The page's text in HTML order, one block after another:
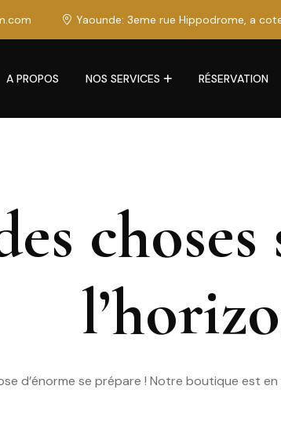
Yaounde: 3eme rue Hippodrome, a
A PROPOS NOS SERVICES RÉSERVATION
d’énorme se prépare ! Notre boutique est